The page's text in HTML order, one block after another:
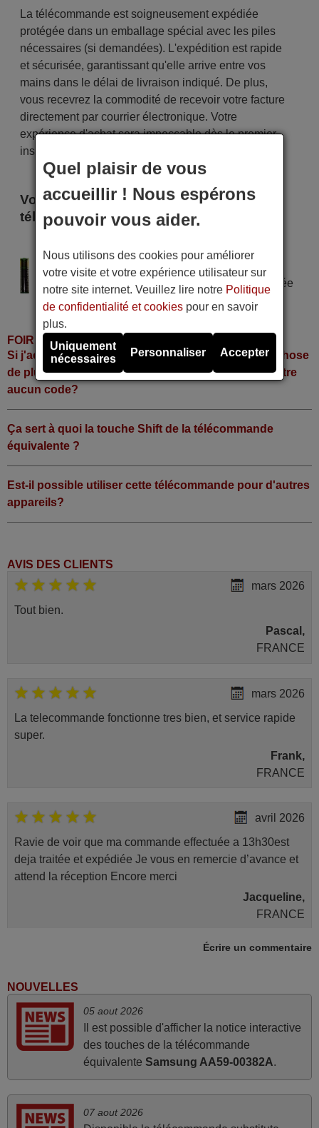
La télécommande est soigneusement expédiée
protégée dans un emballage spécial avec les piles
nécessaires (si demandées). L'expédition est rapide
et sécurisée, garantissant qu'elle arrive entre vos
mains dans le délai de livraison indiqué. De plus,
vous recevrez la commodité de recevoir votre facture
directement par courrier électronique. Votre
expérience d'achat sera impeccable dès le premier
instant !
Voici certains modèles qui utilisent cette
télécommande
Alimentation : 2 piles type AAA
Pile alcaline type AAA LR06 tension 1,5 V utilisée
dans la grande majorité de télécommandes.
FOIRE AUX QUESTIONS
Si j'achète la télécommande, dois-je faire quelque chose
de plus ou fonctionne-t-elle directement sans y mettre
aucun code?
Ça sert à quoi la touche Shift de la télécommande
équivalente ?
Est-il possible utiliser cette télécommande pour d'autres
appareils?
AVIS DES CLIENTS
mars 2026
Tout bien.
Pascal,
FRANCE
mars 2026
La telecommande fonctionne tres bien, et service rapide
super.
Frank,
FRANCE
avril 2026
Ravie de voir que ma commande effectuée a 13h30est
deja traitée et expédiée Je vous en remercie d’avance et
attend la réception Encore merci
Jacqueline,
FRANCE
Parfait.. je recommande..!
FRANCE
mars 2026
Écrire un commentaire
NOUVELLES
05 aout 2026
Il est possible d'afficher la notice interactive
des touches de la télécommande
équivalente Samsung AA59-00382A.
07 aout 2026
Quel plaisir de vous
accueillir ! Nous espérons
pouvoir vous aider.
Nous utilisons des cookies pour améliorer
votre visite et votre expérience utilisateur sur
notre site internet. Veuillez lire notre Politique
de confidentialité et cookies pour en savoir
plus.
Uniquement
nécessaires
Personnaliser Accepter